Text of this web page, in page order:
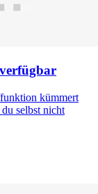
kümmert
selbst nicht